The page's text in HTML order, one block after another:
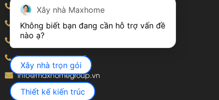
Khiếu nại: 09240.99999 (7:30 – 22:00)
Bảo hành:09240.99999(8:00 – 21:00)
Hotline: 092.774.8888
Hotline: 092.924.5555
info@maxhomegroup.vn
Xây nhà Maxhome
Không biết bạn đang cần hỗ trợ vấn đề
Xây nhà trọn gói
Thiết kế kiến trúc